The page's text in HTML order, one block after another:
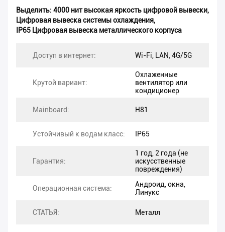
Выделить: 4000 нит высокая яркость цифровой вывески,
Цифровая вывеска системы охлаждения,
IP65 Цифровая вывеска металлического корпуса
Доступ в интернет: Wi-Fi, LAN, 4G/5G
Крутой вариант:
Охлаженные
вентилятор или
кондиционер
Mainboard: H81
Устойчивый к водам класс: IP65
Гарантия:
1 год, 2 года (не
искусственные
повреждения)
Операционная система:
Андроид, окна,
Линукс
СТАТЬЯ: Металл